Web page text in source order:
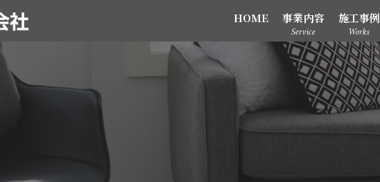
HOME 事業内容 施工事例